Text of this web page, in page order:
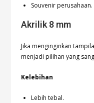
Souvenir perusahaan.
Akrilik 8 mm
Jika menginginkan
menjadi pilihan yang
Kelebihan
Lebih tebal.